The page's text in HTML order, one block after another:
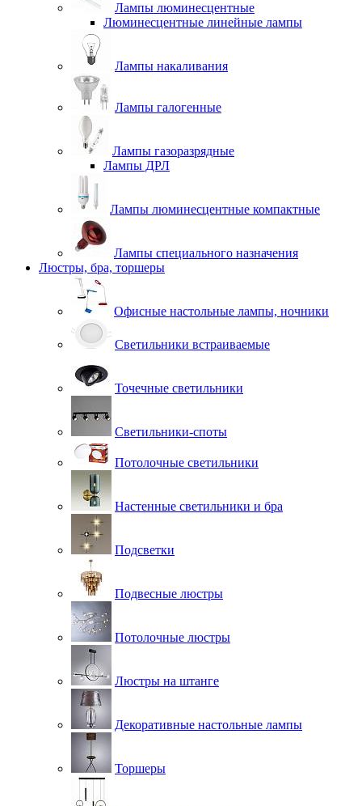
Лампы люминесцентные
Люминесцентные линейные лампы
Лампы накаливания
Лампы галогенные
Лампы газоразрядные
Лампы ДРЛ
Лампы люминесцентные компактные
Лампы специального назначения
Люстры, бра, торшеры
Офисные настольные лампы, ночники
Светильники встраиваемые
Точечные светильники
Светильники-споты
Потолочные светильники
Настенные светильники и бра
Подсветки
Подвесные люстры
Потолочные люстры
Люстры на штанге
Декоративные настольные лампы
Торшеры